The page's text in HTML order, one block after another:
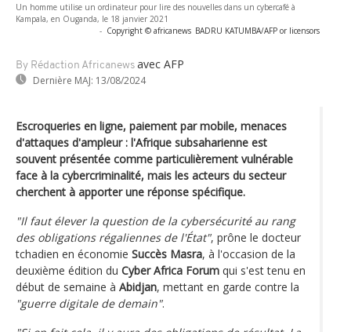
Un homme utilise un ordinateur pour lire des nouvelles dans un cybercafé à
Kampala, en Ouganda, le 18 janvier 2021
- Copyright © africanews BADRU KATUMBA/AFP or licensors
By Rédaction Africanews avec AFP
Dernière MAJ: 13/08/2024
Escroqueries en ligne, paiement par mobile, menaces
d'attaques d'ampleur : l'Afrique subsaharienne est
souvent présentée comme particulièrement vulnérable
face à la cybercriminalité, mais les acteurs du secteur
cherchent à apporter une réponse spécifique.
"Il faut élever la question de la cybersécurité au rang
des obligations régaliennes de l'État", prône le docteur
tchadien en économie Succès Masra, à l'occasion de la
deuxième édition du Cyber Africa Forum qui s'est tenu en
début de semaine à Abidjan, mettant en garde contre la
"guerre digitale de demain".